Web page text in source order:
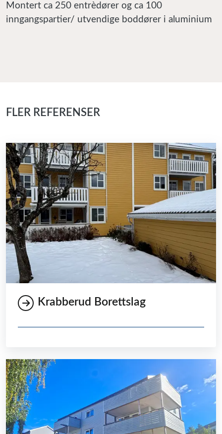
Montert ca 250 entrèdører og ca 100
inngangspartier/ utvendige boddører i aluminium
FLER REFERENSER
Krabberud Borettslag